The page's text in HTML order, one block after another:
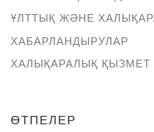
ҰЛТТЫҚ ЖӘНЕ
ХАБАРЛАНДЫРУЛАР
ХАЛЫҚАРАЛЫҚ ҚЫЗМЕТ
ӨТПЕЛЕР